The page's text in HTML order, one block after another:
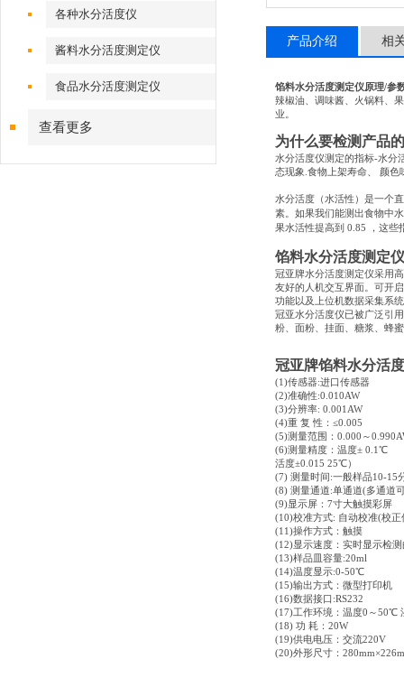
各种水分活度仪
酱料水分活度测定仪
食品水分活度测定仪
查看更多
产品介绍 相
馅料水分活度测定仪原理/参
辣椒油、调味酱、火锅料、
业。
为什么要检测产品
水分活度仪测定的指标-水分
态现象 食物上架寿命、 颜色
水分活度（水活性）是一个
素。如果我们能测出食物中
果水活性提高到 0.85 ，这些
馅料水分活度测定
冠亚牌水分活度测定仪采用
友好的人机交互界面。可开
功能以及上位机数据采集系
冠亚水分活度仪已被广泛引
粉、面粉、挂面、糖浆、蜂
冠亚牌馅料水分活
(1)传感器:进口传感器
(2)准确性:0.010AW
(3)分辨率: 0.001AW
(4)重 复 性： ≤0.005
(5)测量范围： 0.000 ～
(6)测量精度：温度± 0.1℃
活度±0.015 25℃）
(7) 测量时间:一般样品10-15
(8) 测量通道:单通道(多通道
(9)显示屏： 7寸大触摸彩屏
(10)校准方式: 自动校准(校正
(11)操作方式：触摸
(12)显示速度：实时显示检
(13)样品皿容量:20ml
(14)温度显示:0-50℃
(15)输出方式：微型打印机
(16)数据接口 :RS232
(17)工作环境：温度0 ～50℃
(18) 功 耗： 20W
(19)供电电压：交流220V
(20)外形尺寸：